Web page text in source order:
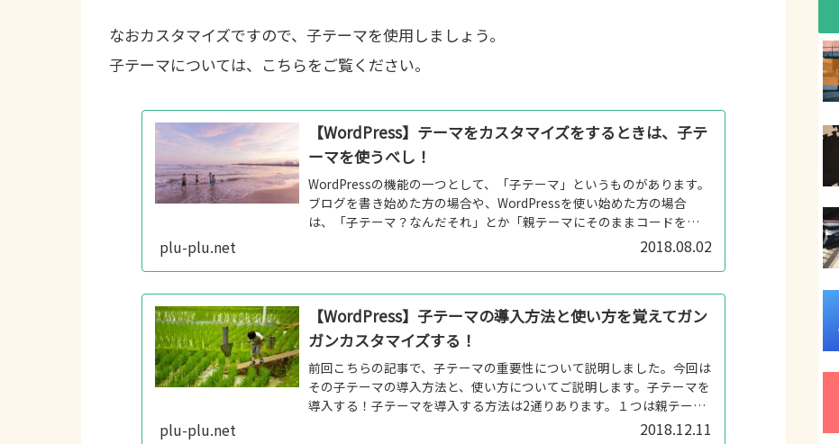
なおカスタマイズですので、子テーマを使用しましょう。
子テーマについては、こちらをご覧ください。
【WordPress】テーマをカスタマイズをするときは、子テ
ーマを使うべし！
WordPressの機能の一つとして、「子テーマ」というものがあります。
ブログを書き始めた方の場合や、WordPressを使い始めた方の場合
は、「子テーマ？なんだそれ」とか「親テーマにそのままコードを書
plu-plu.net 2018.08.02
【WordPress】子テーマの導入方法と使い方を覚えてガン
ガンカスタマイズする！
前回こちらの記事で、子テーマの重要性について説明しました。今回は
その子テーマの導入方法と、使い方についてご説明します。子テーマを
導入する！子テーマを導入する方法は2通りあります。１つは親テーマ
plu-plu.net 2018.12.11